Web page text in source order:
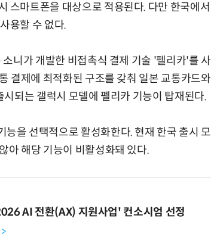
스마트폰을 대상으로 적용된다. 다만 한국에서
용할 수 없다.
니가 개발한 비접촉식 결제 기술 '펠리카'를 사
결제에 최적화된 구조를 갖춰 일본 교통카드와
되는 갤럭시 모델에 펠리카 기능이 탑재된다.
을 선택적으로 활성화한다. 현재 한국 출시 모
아 해당 기능이 비활성화돼 있다.
AI 전환(AX) 지원사업' 컨소시엄 선정